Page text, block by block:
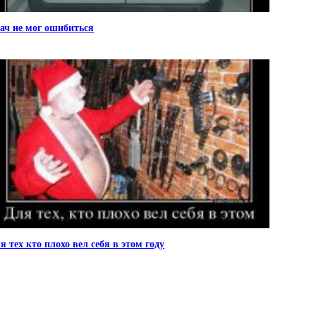
не мог ошибиться
тех кто плохо вел себя в этом году